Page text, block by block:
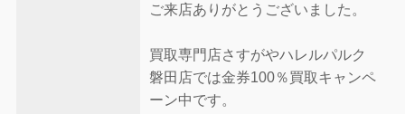
ご来店ありがとうございました。
買取専門店さすがやハレルパルク
磐田店では金券100％買取キャンペ
ーン中です。